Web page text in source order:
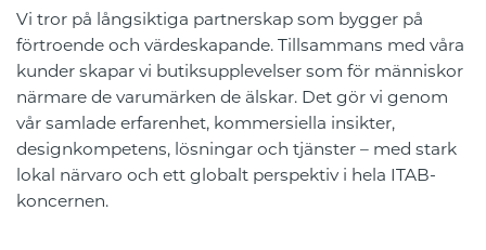
Vi tror på långsiktiga partnerskap som bygger på
förtroende och värdeskapande. Tillsammans med våra
kunder skapar vi butiksupplevelser som för människor
närmare de varumärken de älskar. Det gör vi genom
vår samlade erfarenhet, kommersiella insikter,
designkompetens, lösningar och tjänster – med stark
lokal närvaro och ett globalt perspektiv i hela ITAB-
koncernen.